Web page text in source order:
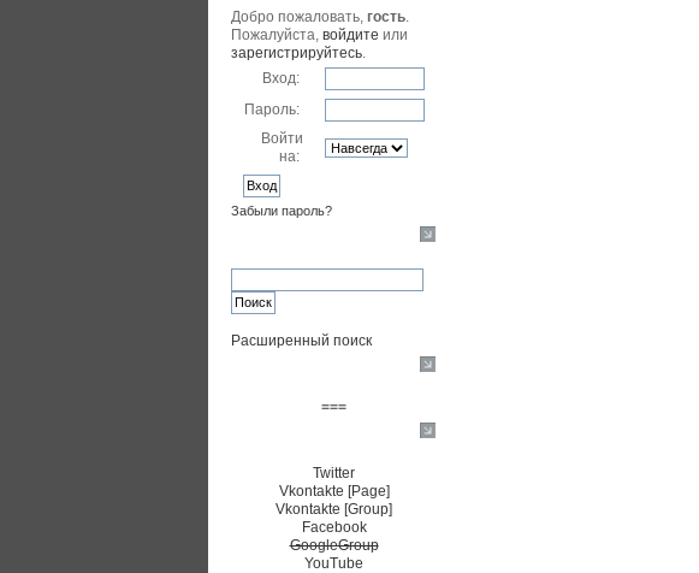
Добро пожаловать,гость.
Пожалуйста,войдите или
зарегистрируйтесь.
Вход:
Пароль:
Войти
на:
Забыли пароль?
Расширенный поиск
===
Twitter
Vkontakte [Page]
Vkontakte [Group]
Facebook
GoogleGroup
YouTube